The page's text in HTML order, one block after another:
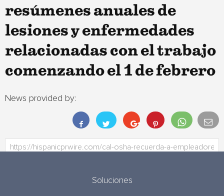
resúmenes anuales de
lesiones y enfermedades
relacionadas con el trabajo
comenzando el 1 de febrero
News provided by:
Soluciones